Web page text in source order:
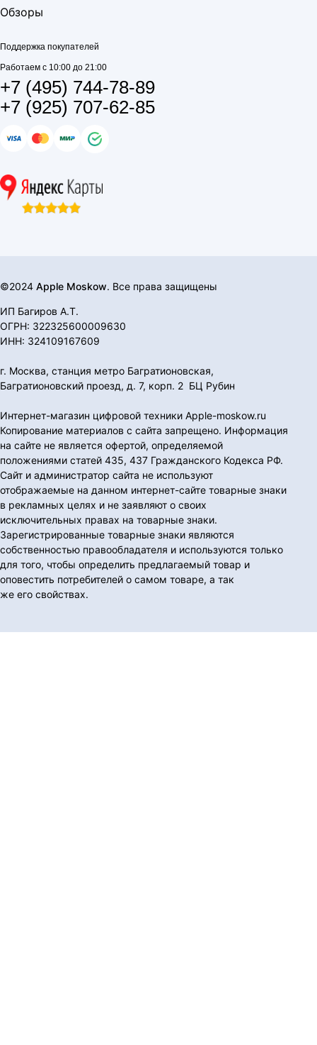
Обзоры
Поддержка покупателей
Работаем с 10:00 до 21:00
+7 (495) 744-78-89
+7 (925) 707-62-85
©2024 Apple Moskow. Все права защищены
ИП Багиров А.Т.
ОГРН: 322325600009630
ИНН: 324109167609
г. Москва, станция метро Багратионовская,
Багратионовский проезд, д. 7, корп. 2 БЦ Рубин
Интернет-магазин цифровой техники Apple-moskow.ru
Копирование материалов с сайта запрещено. Информация
на сайте не является офертой, определяемой
положениями статей 435, 437 Гражданского Кодекса РФ.
Сайт и администратор сайта не используют
отображаемые на данном интернет-сайте товарные знаки
в рекламных целях и не заявляют о своих
исключительных правах на товарные знаки.
Зарегистрированные товарные знаки являются
собственностью правообладателя и используются только
для того, чтобы определить предлагаемый товар и
оповестить потребителей о самом товаре, а так
же его свойствах.